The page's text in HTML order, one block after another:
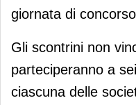
giornata di
Gli scontrini non
parteciperanno a
ciascuna delle